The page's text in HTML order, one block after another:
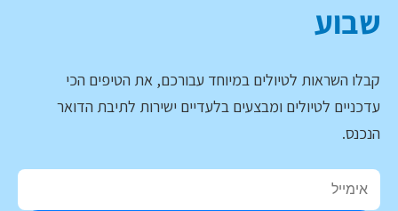
שבוע
קבלו השראות לטיולים במיוחד עבורכם, את הטיפים הכי
עדכניים לטיולים ומבצעים בלעדיים ישירות לתיבת הדואר
הנכנס.